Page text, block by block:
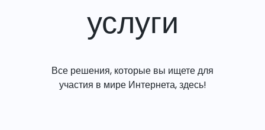
услуги
Все решения, которые вы ищете для
участия в мире Интернета, здесь!